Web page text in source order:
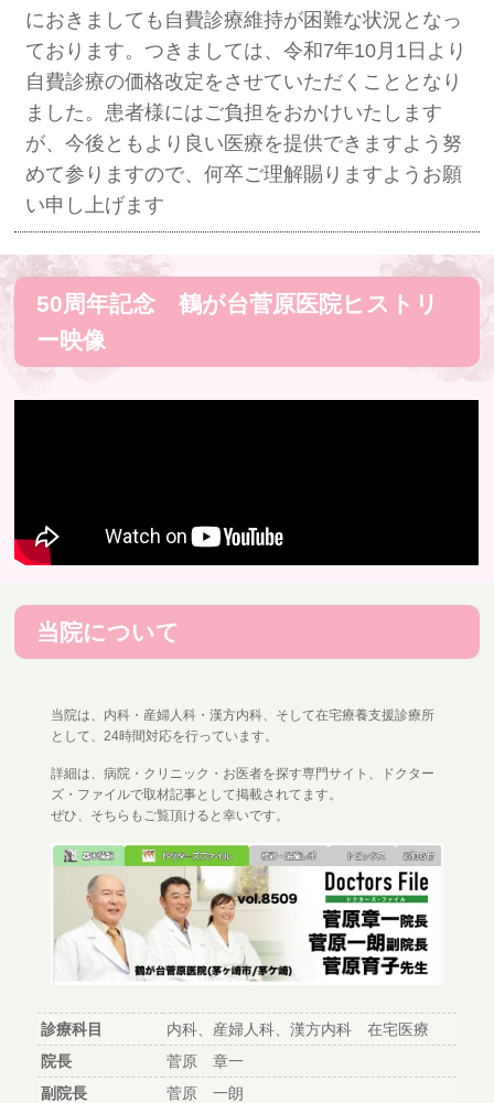
におきましても自費診療維持が困難な状況となっ
ております。つきましては、令和7年10月1日より
自費診療の価格改定をさせていただくこととなり
ました。患者様にはご負担をおかけいたします
が、今後ともより良い医療を提供できますよう努
めて参りますので、何卒ご理解賜りますようお願
い申し上げます
50周年記念 鶴が台菅原医院ヒストリ
ー映像
当院について
当院は、内科・産婦人科・漢方内科、そして在宅療養支援診療所
として、24時間対応を行っています。
詳細は、病院・クリニック・お医者を探す専門サイト、ドクター
ズ・ファイルで取材記事として掲載されてます。
ぜひ、そちらもご覧頂けると幸いです。
診療科目
内科、産婦人科、漢方内科 在宅医療
院長
菅原 章一
副院長
菅原 一朗